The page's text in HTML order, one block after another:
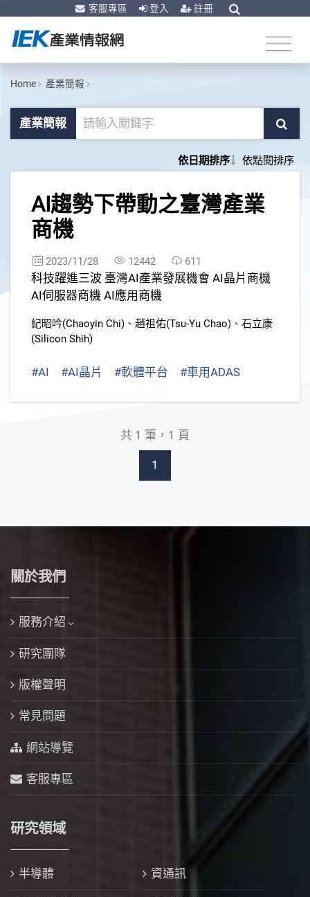
客服專區 登入 註冊
Home 產業簡報
產業簡報
依日期排序 依點閱排序
AI趨勢下帶動之臺灣產業
商機
2023/11/28 12442 611
科技躍進三波 臺灣AI產業發展機會 AI晶片商機
AI伺服器商機 AI應用商機
紀昭吟(Chaoyin Chi) 、 趙祖佑(Tsu-Yu Chao) 、 石立康
(Silicon Shih)
#AI #AI晶片 #軟體平台 #車用ADAS
共 1 筆，1 頁
1
關於我們
服務介紹
研究團隊
版權聲明
常見問題
網站導覽
客服專區
研究領域
半導體 資通訊